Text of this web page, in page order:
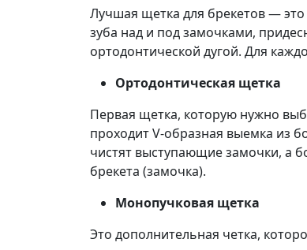
Лучшая щетка для брекетов —
зуба над и под замочками,
ортодонтической дугой. Для
Ортодонтическая щетка
Первая щетка, которую нужно
проходит V-образная выемка из
чистят выступающие замочки, а
брекета (замочка).
Монопучковая щетка
Это дополнительная четка,